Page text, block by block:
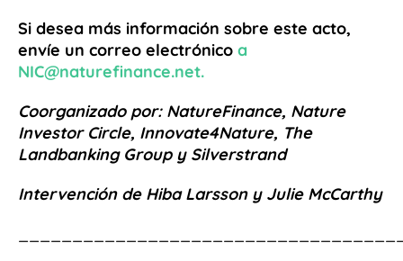
Si desea más información sobre este acto,
envíe un correo electrónico a
NIC@naturefinance.net.
Coorganizado por: NatureFinance, Nature
Investor Circle, Innovate4Nature, The
Landbanking Group y Silverstrand
Intervención de Hiba Larsson y Julie McCarthy